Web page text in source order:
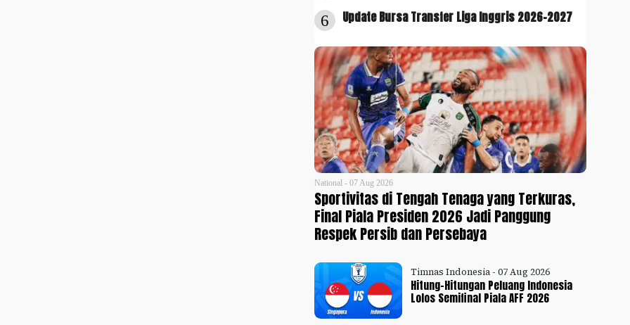
6 Update Bursa Transfer Liga Inggris 2026-2027
National - 07 Aug 2026
Sportivitas di Tengah Tenaga yang Terkuras,
Final Piala Presiden 2026 Jadi Panggung
Respek Persib dan Persebaya
Timnas Indonesia - 07 Aug 2026
Hitung-Hitungan Peluang Indonesia
Lolos Semifinal Piala AFF 2026